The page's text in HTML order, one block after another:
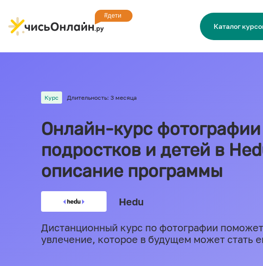
Каталог
Курс Длительность: 3 месяца
Онлайн-курс
подростков и детей в
описание программы
Hedu
Дистанционный курс по фотографии
увлечение, которое в будущем может стать